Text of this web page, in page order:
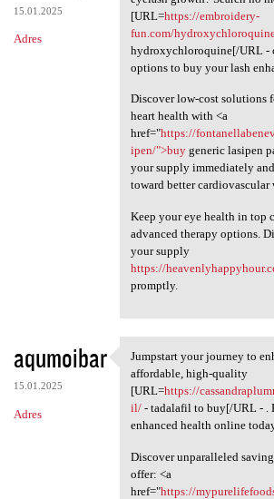
15.01.2025
Adres
[URL=https://embroidery-
fun.com/
hydroxychloroquine[/URL -
options to buy your lash
Discover low-cost solutions
heart health with <a
href="https://
ipen/">buygeneric lasipen
your supply immediately
toward better cardiovascular
Keep your eye health in top
advanced therapy options.
your supply
https://
promptly.
aqumoibar
15.01.2025
Adres
Jumpstart your journey
Jumpstart your journey to
affordable, high-quality
[URL=https://
il/- tadalafil to buy[/URL - .
enhanced health online
Discover unparalleled
offer: <a
href="https://